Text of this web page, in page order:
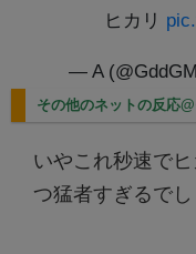
ヒカリ
— A
その他のネットの反応
いやこれ秒速で
つ猛者すぎるでし